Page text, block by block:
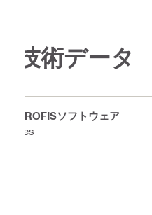
技術データ
PROFISソフトウェア
Yes